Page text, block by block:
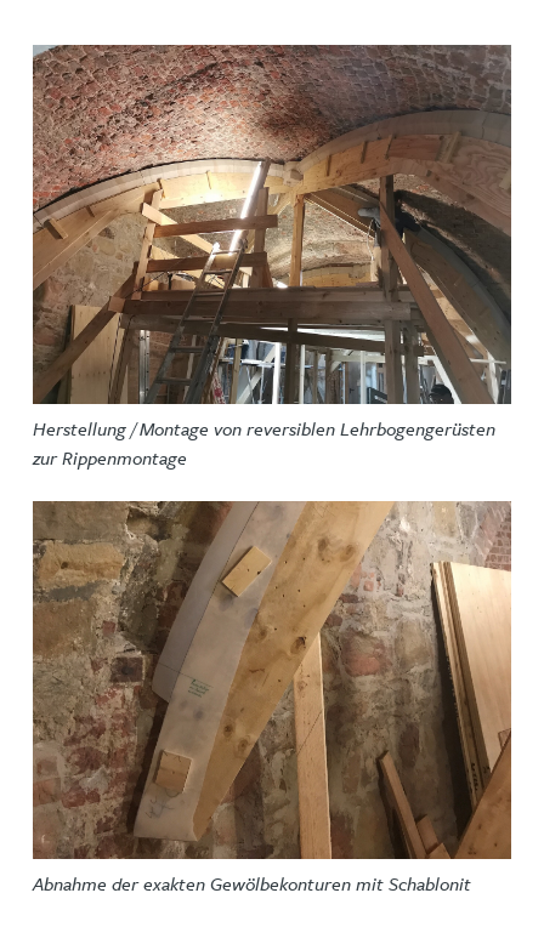
Herstellung / Montage von reversiblen Lehrbogengerüsten
zur Rippenmontage
Abnahme der exakten Gewölbekonturen mit Schablonit